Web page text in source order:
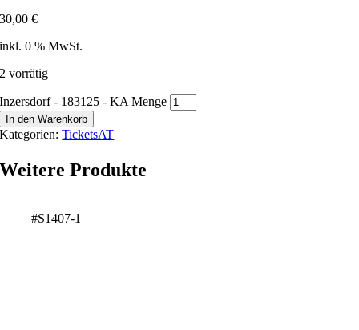
30,00€
inkl. 0 % MwSt.
2 vorrätig
Inzersdorf - 183125 - KA Menge
In den Warenkorb
Kategorien:TicketsAT
Weitere Produkte
#S1407-1